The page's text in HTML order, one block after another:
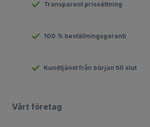
Transparent prissättning
100 % beställningsgaranti
Kundtjänst från början till slut
Vårt företag